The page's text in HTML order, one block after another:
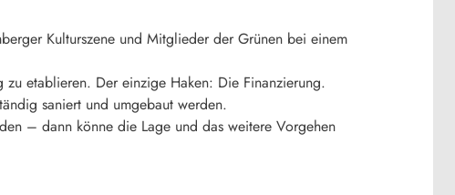
Kulturszene und Mitglieder der Grünen bei einem
etablieren. Der einzige Haken: Die Finanzierung.
saniert und umgebaut werden.
– dann könne die Lage und das weitere Vorgehen